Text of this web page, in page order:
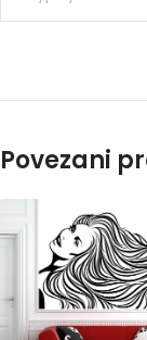
Povezani